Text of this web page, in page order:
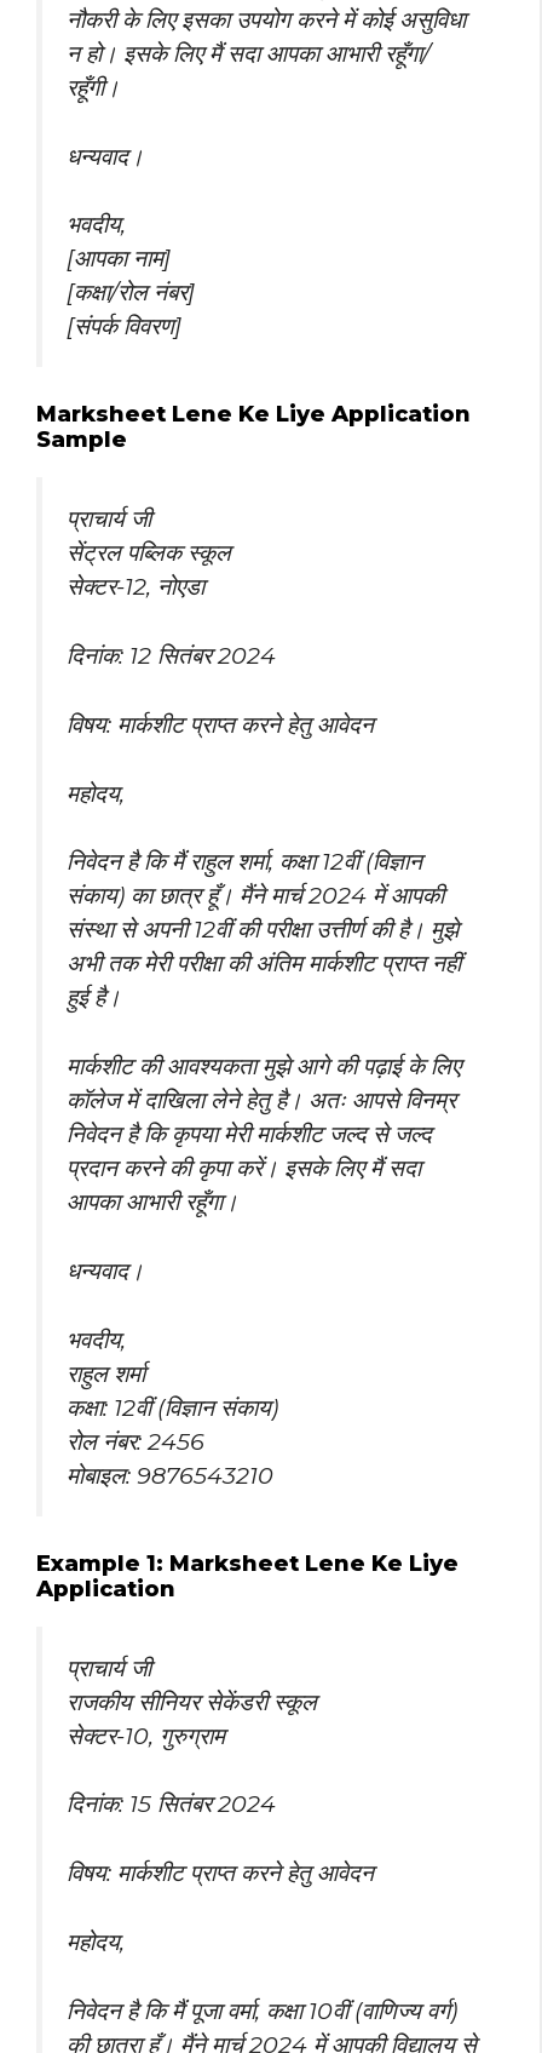
नौकरी के लिए इसका उपयोग करने में कोई असुविधा
न हो। इसके लिए मैं सदा आपका आभारी रहूँगा/
रहूँगी।
धन्यवाद।
भवदीय,
[आपका नाम]
[कक्षा/रोल नंबर]
[संपर्क विवरण]
Marksheet Lene Ke Liye Application
Sample
प्राचार्य जी
सेंट्रल पब्लिक स्कूल
सेक्टर-12, नोएडा
दिनांक: 12 सितंबर 2024
विषय: मार्कशीट प्राप्त करने हेतु आवेदन
महोदय,
निवेदन है कि मैं राहुल शर्मा, कक्षा 12वीं (विज्ञान
संकाय) का छात्र हूँ। मैंने मार्च 2024 में आपकी
संस्था से अपनी 12वीं की परीक्षा उत्तीर्ण की है। मुझे
अभी तक मेरी परीक्षा की अंतिम मार्कशीट प्राप्त नहीं
हुई है।
मार्कशीट की आवश्यकता मुझे आगे की पढ़ाई के लिए
कॉलेज में दाखिला लेने हेतु है। अतः आपसे विनम्र
निवेदन है कि कृपया मेरी मार्कशीट जल्द से जल्द
प्रदान करने की कृपा करें। इसके लिए मैं सदा
आपका आभारी रहूँगा।
धन्यवाद।
भवदीय,
राहुल शर्मा
कक्षा: 12वीं (विज्ञान संकाय)
रोल नंबर: 2456
मोबाइल: 9876543210
Example 1: Marksheet Lene Ke Liye
Application
प्राचार्य जी
राजकीय सीनियर सेकेंडरी स्कूल
सेक्टर-10, गुरुग्राम
दिनांक: 15 सितंबर 2024
विषय: मार्कशीट प्राप्त करने हेतु आवेदन
महोदय,
निवेदन है कि मैं पूजा वर्मा, कक्षा 10वीं (वाणिज्य वर्ग)
की छात्रा हूँ। मैंने मार्च 2024 में आपकी विद्यालय से